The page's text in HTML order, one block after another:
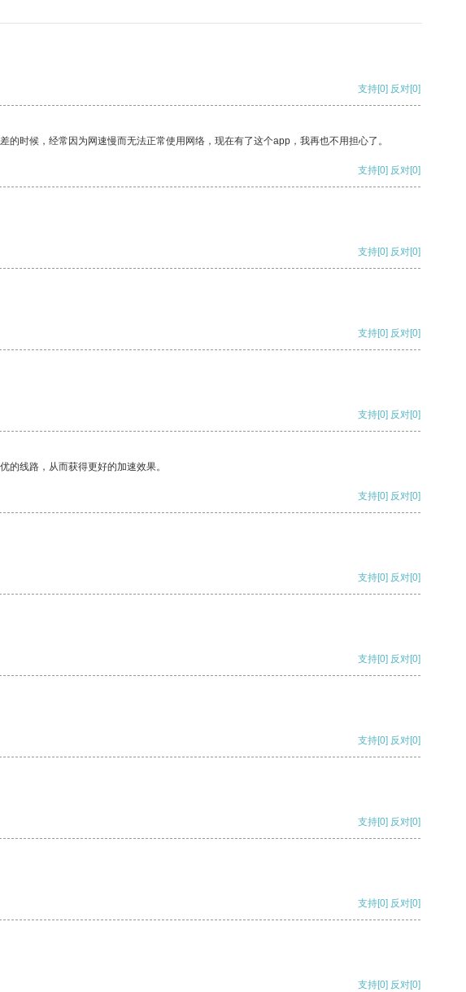
支持[0] 反对[0]
时候，经常因为网速慢而无法正常使用网络，现在有了这个app，我再也不用担心了。
支持[0] 反对[0]
支持[0] 反对[0]
支持[0] 反对[0]
支持[0] 反对[0]
线路，从而获得更好的加速效果。
支持[0] 反对[0]
支持[0] 反对[0]
支持[0] 反对[0]
支持[0] 反对[0]
支持[0] 反对[0]
支持[0] 反对[0]
支持[0] 反对[0]